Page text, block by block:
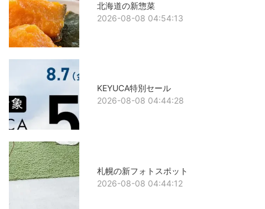
北海道の新惣菜
2026-08-08 04:54:13
KEYUCA特別セール
2026-08-08 04:44:28
札幌の新フォトスポット
2026-08-08 04:44:12